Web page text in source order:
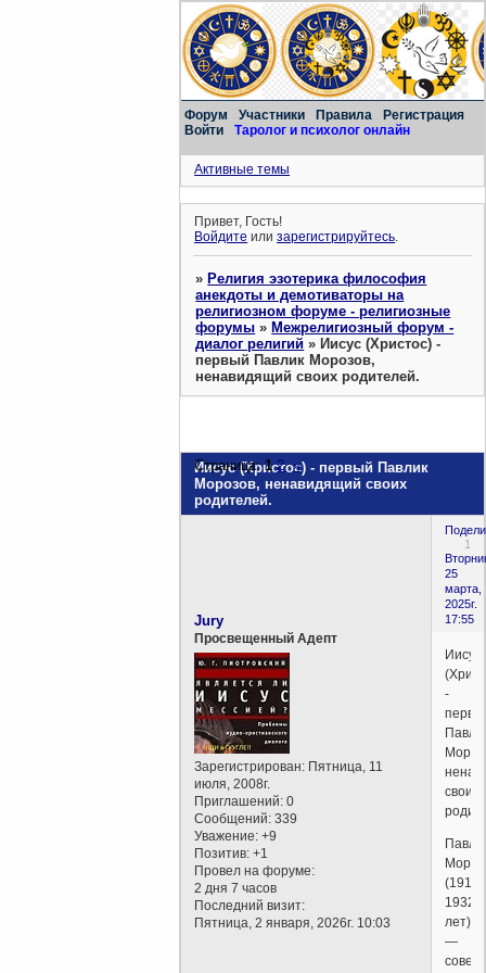
Форум Участники Правила
Регистрация
Войти
Таролог и психолог онлайн
Активные темы
Привет, Гость!
Войдите илизарегистрируйтесь.
»Религия эзотерика философия
анекдоты и демотиваторы на
религиозном форуме - религиозные
форумы »Межрелигиозный форум -
диалог религий »Иисус (Христос) -
первый Павлик Морозов,
ненавидящий своих родителей.
Иисус (Христос) - первый Павлик
Морозов, ненавидящий своих
родителей.
Страница:1 2 »
1
25
марта,
2025г.
17:55
Jury
Просвещенный Адепт
Зарегистрирован: Пятница, 11
июля, 2008г.
Приглашений: 0
Сообщений: 339
Уважение: +9
Позитив: +1
Провел на форуме:
2 дня 7 часов
Последний визит:
Пятница, 2 января, 2026г. 10:03
Иисус
-
своих
(1918-
лет)
—